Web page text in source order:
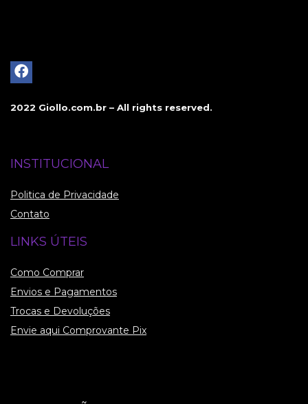
2022 Giollo.com.br – All rights reserved.
INSTITUCIONAL
Politica de Privacidade
Contato
LINKS ÚTEIS
Como Comprar
Envios e Pagamentos
Trocas e Devoluções
Envie aqui Comprovante Pix